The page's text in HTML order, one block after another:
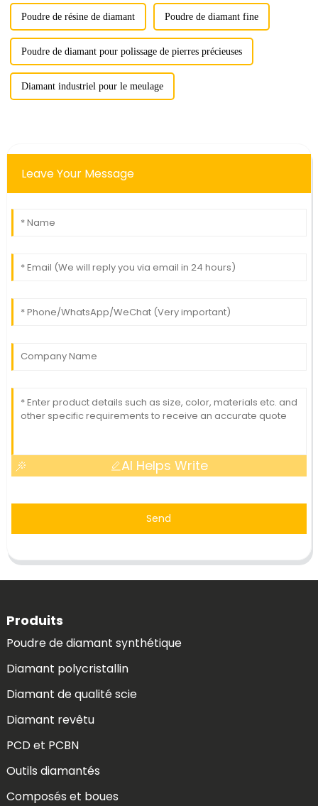
Poudre de résine de diamant Poudre de diamant fine
Poudre de diamant pour polissage de pierres précieuses
Diamant industriel pour le meulage
Leave Your Message
AI Helps Write
Send
Produits
Poudre de diamant synthétique
Diamant polycristallin
Diamant de qualité scie
Diamant revêtu
PCD et PCBN
Outils diamantés
Composés et boues